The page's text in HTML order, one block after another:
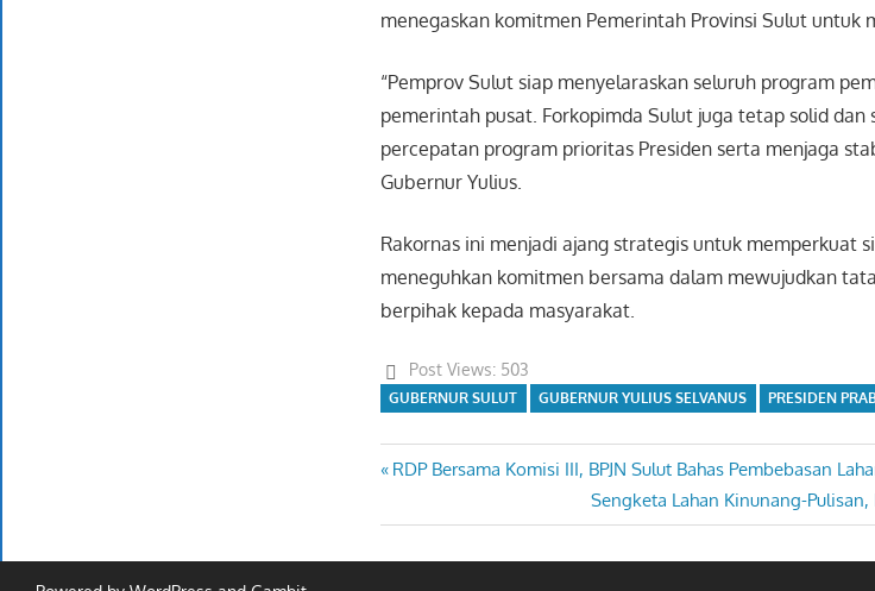
menegaskan komitmen Pemerintah Provinsi Sulut untuk
“Pemprov Sulut siap menyelaraskan seluruh program
pemerintah pusat. Forkopimda Sulut juga tetap solid
percepatan program prioritas Presiden serta menjaga
Gubernur Yulius.
Rakornas ini menjadi ajang strategis untuk memperkuat
meneguhkan komitmen bersama dalam mewujudkan
berpihak kepada masyarakat.
Post Views: 503
GUBERNUR SULUT GUBERNUR YULIUS SELVANUS PRESIDEN
Navigasi
pos
Previous
RDP Bersama Komisi III, BPJN Sulut Bahas Pembebasan
Next
Post:
Sengketa Lahan Kinunang-